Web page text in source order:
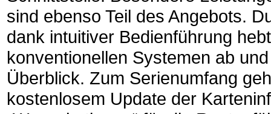
sind ebenso Teil des Angebots.
dank intuitiver Bedienführung
konventionellen Systemen ab
Überblick. Zum Serienumfang
kostenlosem Update der